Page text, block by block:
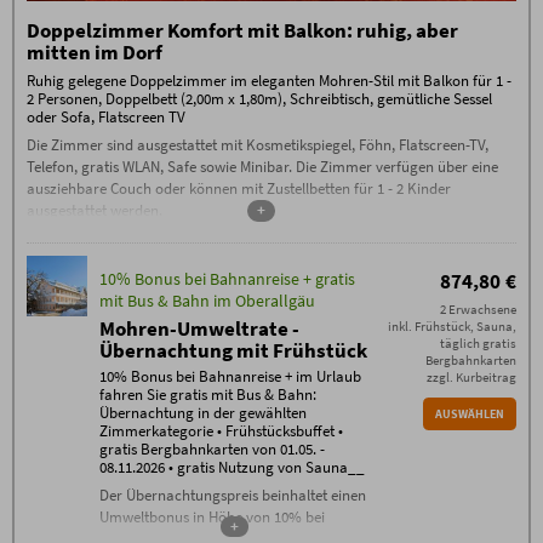
Zusätzliche Bedingungen Halbpension
Keine Anzahlung erforderlich, 70 % Stornogebühren
außer bei Weitervermietung, die Stornierung muss
schriftlich per E-Mail erfolgen (ausschließlich an
Tag der Anreise oder bei Nicht-Anreise. Es ist keine
Umbuchung / Verschiebung möglich.
Doppelzimmer Komfort mit Balkon: ruhig, aber
mitten im Dorf
Ruhig gelegene Doppelzimmer im eleganten Mohren-Stil mit Balkon für 1 -
2 Personen, Doppelbett (2,00m x 1,80m), Schreibtisch, gemütliche Sessel
oder Sofa, Flatscreen TV
Die Zimmer sind ausgestattet mit Kosmetikspiegel, Föhn, Flatscreen-TV,
Telefon, gratis WLAN, Safe sowie Minibar. Die Zimmer verfügen über eine
ausziehbare Couch oder können mit Zustellbetten für 1 - 2 Kinder
ausgestattet werden.
+
10% Bonus bei Bahnanreise + gratis
mit Bus & Bahn im Oberallgäu
Mohren-Umweltrate -
Übernachtung mit Frühstück
10% Bonus bei Bahnanreise + im Urlaub
fahren Sie gratis mit Bus & Bahn:
Übernachtung in der gewählten
Zimmerkategorie • Frühstücksbuffet •
gratis Bergbahnkarten von 01.05. -
08.11.2026 • gratis Nutzung von Sauna__
Der Übernachtungspreis beinhaltet einen
Umweltbonus in Höhe von 10% bei
+
874,80 €
2 Erwachsene
inkl. Frühstück, Sauna,
täglich gratis
Bergbahnkarten
zzgl. Kurbeitrag
AUSWÄHLEN